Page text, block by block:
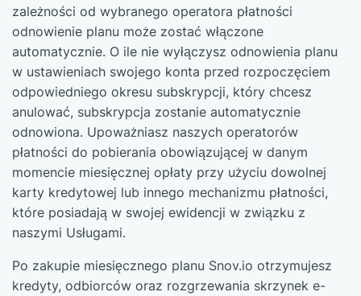
zależności od wybranego operatora płatności
odnowienie planu może zostać włączone
automatycznie. O ile nie wyłączysz odnowienia planu
w ustawieniach swojego konta przed rozpoczęciem
odpowiedniego okresu subskrypcji, który chcesz
anulować, subskrypcja zostanie automatycznie
odnowiona. Upoważniasz naszych operatorów
płatności do pobierania obowiązującej w danym
momencie miesięcznej opłaty przy użyciu dowolnej
karty kredytowej lub innego mechanizmu płatności,
które posiadają w swojej ewidencji w związku z
naszymi Usługami.
Po zakupie miesięcznego planu Snov.io otrzymujesz
kredyty, odbiorców oraz rozgrzewania skrzynek e-